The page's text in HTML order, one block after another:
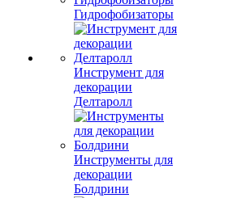
Гидрофобизаторы
Инструмент для
декорации
Делтаролл
Инструменты для
декорации
Болдрини